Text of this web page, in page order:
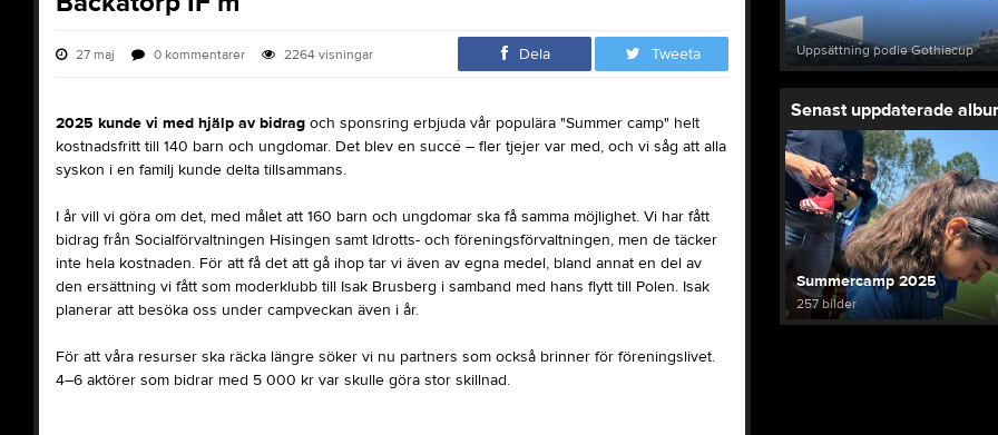
27 maj 0 kommentarer 2264visningar Dela Tweeta
2025 kunde vi med hjälp av bidrag och sponsring erbjuda vår populära "Summer camp" helt
kostnadsfritt till 140 barn och ungdomar. Det blev en succé – fler tjejer var med, och vi såg att alla
syskon i en familj kunde delta tillsammans.
I år vill vi göra om det, med målet att 160 barn och ungdomar ska få samma möjlighet. Vi har fått
bidrag från Socialförvaltningen Hisingen samt Idrotts- och föreningsförvaltningen, men de täcker
inte hela kostnaden. För att få det att gå ihop tar vi även av egna medel, bland annat en del av
den ersättning vi fått som moderklubb till Isak Brusberg i samband med hans flytt till Polen. Isak
planerar att besöka oss under campveckan även i år.
För att våra resurser ska räcka längre söker vi nu partners som också brinner för föreningslivet.
4–6 aktörer som bidrar med 5 000 kr var skulle göra stor skillnad.
Uppsättning podie Gothiacup
Senast uppdaterade
Summercamp 2025
257 bilder